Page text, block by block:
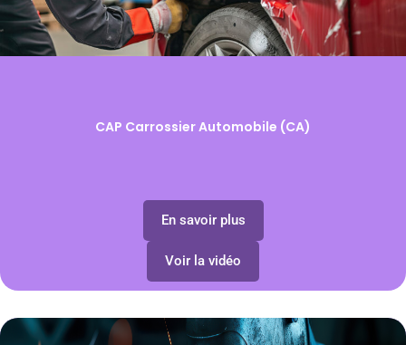
CAP Carrossier Automobile (CA)
En savoir plus
Voir la vidéo